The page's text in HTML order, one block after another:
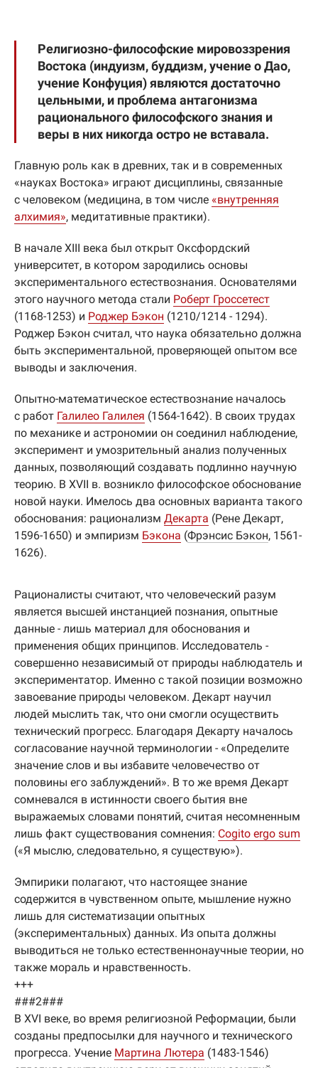
Религиозно-философские мировоззрения
Востока (индуизм, буддизм, учение о Дао,
учение Конфуция) являются достаточно
цельными, и проблема антагонизма
рационального философского знания и
веры в них никогда остро не вставала.
Главную роль как в древних, так и в современных
«науках Востока» играют дисциплины, связанные
с человеком (медицина, в том числе «внутренняя
алхимия», медитативные практики).
В начале XIII века был открыт Оксфордский
университет, в котором зародились основы
экспериментального естествознания. Основателями
этого научного метода стали Роберт Гроссетест
(1168-1253) и Роджер Бэкон (1210/1214 - 1294).
Роджер Бэкон считал, что наука обязательно должна
быть экспериментальной, проверяющей опытом все
выводы и заключения.
Опытно-математическое естествознание началось
с работ Галилео Галилея (1564-1642). В своих трудах
по механике и астрономии он соединил наблюдение,
эксперимент и умозрительный анализ полученных
данных, позволяющий создавать подлинно научную
теорию. В XVII в. возникло философское обоснование
новой науки. Имелось два основных варианта такого
обоснования: рационализм Декарта (Рене Декарт,
1596-1650) и эмпиризм Бэкона (Фрэнсис Бэкон, 1561-
1626).
Рационалисты считают, что человеческий разум
является высшей инстанцией познания, опытные
данные - лишь материал для обоснования и
применения общих принципов. Исследователь -
совершенно независимый от природы наблюдатель и
экспериментатор. Именно с такой позиции возможно
завоевание природы человеком. Декарт научил
людей мыслить так, что они смогли осуществить
технический прогресс. Благодаря Декарту началось
согласование научной терминологии - «Определите
значение слов и вы избавите человечество от
половины его заблуждений». В то же время Декарт
сомневался в истинности своего бытия вне
выражаемых словами понятий, считая несомненным
лишь факт существования сомнения: Cogito ergo sum
(«Я мыслю, следовательно, я существую»).
Эмпирики полагают, что настоящее знание
содержится в чувственном опыте, мышление нужно
лишь для систематизации опытных
(экспериментальных) данных. Из опыта должны
выводиться не только естественнонаучные теории, но
также мораль и нравственность.
+++
###2###
В XVI веке, во время религиозной Реформации, были
созданы предпосылки для научного и технического
прогресса. Учение Мартина Лютера (1483-1546)